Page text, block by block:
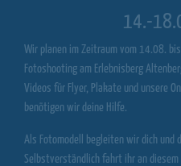
14.-
Wir planen im Zeitraum vom 14.08.
Fotoshooting am Erlebnisberg
Videos für Flyer, Plakate und unsere
benötigen wir deine Hilfe.
Als Fotomodell begleiten wir dich und
Selbstverständlich fahrt ihr an diesem